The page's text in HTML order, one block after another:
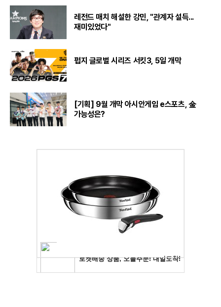
레전드 매치 해설한 강민, "관계자 설득...
재미있었다"
펍지 글로벌 시리즈 서킷3, 5일 개막
[기획] 9월 개막 아시안게임 e스포츠, 金
가능성은?